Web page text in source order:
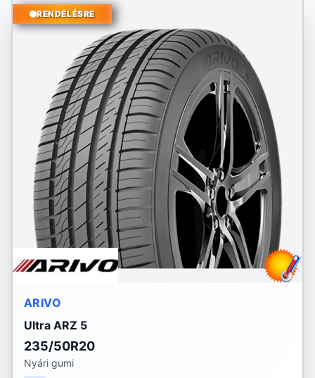
RENDELÉSRE
ARIVO
Ultra ARZ 5
235/50R20
Nyári gumi